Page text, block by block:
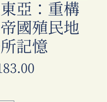
亞：重構
國殖民地
記憶